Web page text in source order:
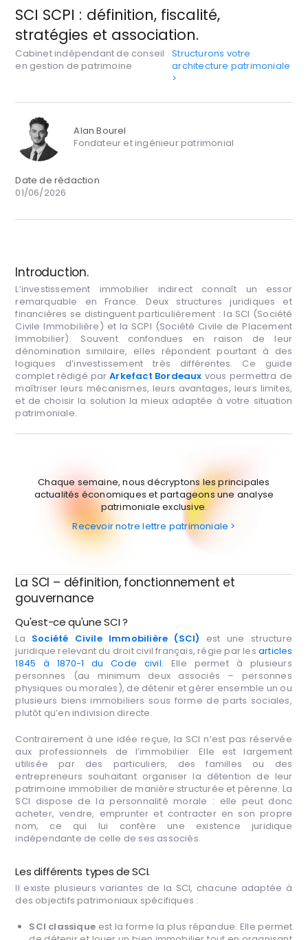
SCI SCPI : définition, fiscalité,
stratégies et association.
Cabinet indépendant de conseil
en gestion de patrimoine
Structurons votre
architecture patrimoniale
>
Alan Bourel
Fondateur et ingénieur patrimonial
Date de rédaction
01/06/2026
Introduction.
L’investissement immobilier indirect connaît un essor
remarquable en France. Deux structures juridiques et
financières se distinguent particulièrement : la SCI (Société
Civile Immobilière) et la SCPI (Société Civile de Placement
Immobilier). Souvent confondues en raison de leur
dénomination similaire, elles répondent pourtant à des
logiques d’investissement très différentes. Ce guide
complet rédigé parArkefact Bordeaux vous permettra de
maîtriser leurs mécanismes, leurs avantages, leurs limites,
et de choisir la solution la mieux adaptée à votre situation
patrimoniale.
Chaque semaine, nous décryptons les principales
actualités économiques et partageons une analyse
patrimoniale exclusive.
Recevoir notre lettre patrimoniale >
La SCI – définition, fonctionnement et
gouvernance
Qu'est-ce qu'une SCI ?
La Société Civile Immobilière (SCI) est une structure
juridique relevant du droit civil français, régie par les articles
1845 à 1870-1 du Code civil. Elle permet à plusieurs
personnes (au minimum deux associés – personnes
physiques ou morales), de détenir et gérer ensemble un ou
plusieurs biens immobiliers sous forme de parts sociales,
plutôt qu’en indivision directe.
Contrairement à une idée reçue, la SCI n’est pas réservée
aux professionnels de l’immobilier. Elle est largement
utilisée par des particuliers, des familles ou des
entrepreneurs souhaitant organiser la détention de leur
patrimoine immobilier de manière structurée et pérenne. La
SCI dispose de la personnalité morale : elle peut donc
acheter, vendre, emprunter et contracter en son propre
nom, ce qui lui confère une existence juridique
indépendante de celle de ses associés.
Les différents types de SCI.
Il existe plusieurs variantes de la SCI, chacune adaptée à
des objectifs patrimoniaux spécifiques :
SCI classiqueest la forme la plus répandue. Elle permet